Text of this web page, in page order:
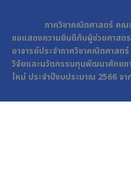
ภาควิชาคณิตศาสตร์ คณะวิ
ขอแสดงความยินดีกับผู้ช่วยศาส
อาจารย์ประจำภาควิชาคณิตศาส
วิจัยและนวัตกรรมทุนพัฒนาศักยภ
ใหม่ ประจำปีงบประมาณ 2566 จ